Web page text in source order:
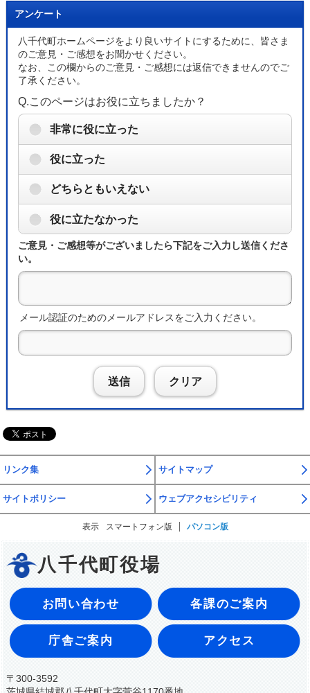
アンケート
八千代町ホームページをより良いサイトにするために、皆さま
のご意見・ご感想をお聞かせください。
なお、この欄からのご意見・ご感想には返信できませんのでご
了承ください。
Q.このページはお役に立ちましたか？
非常に役に立った
役に立った
どちらともいえない
役に立たなかった
ご意見・ご感想等がございましたら下記をご入力し送信くださ
い。
メール認証のためのメールアドレスをご入力ください。
送信 クリア
リンク集 サイトマップ
サイトポリシー ウェブアクセシビリティ
表示 スマートフォン版 パソコン版
八千代町役場
お問い合わせ 各課のご案内
庁舎ご案内 アクセス
〒300-3592